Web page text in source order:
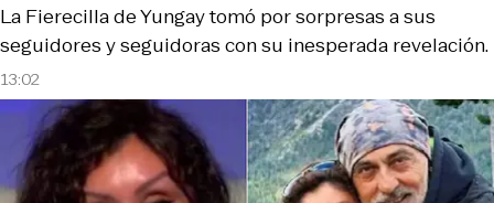
13:02
La Fierecilla de Yungay tomó por sorpresas a sus
seguidores y seguidoras con su inesperada revelación.